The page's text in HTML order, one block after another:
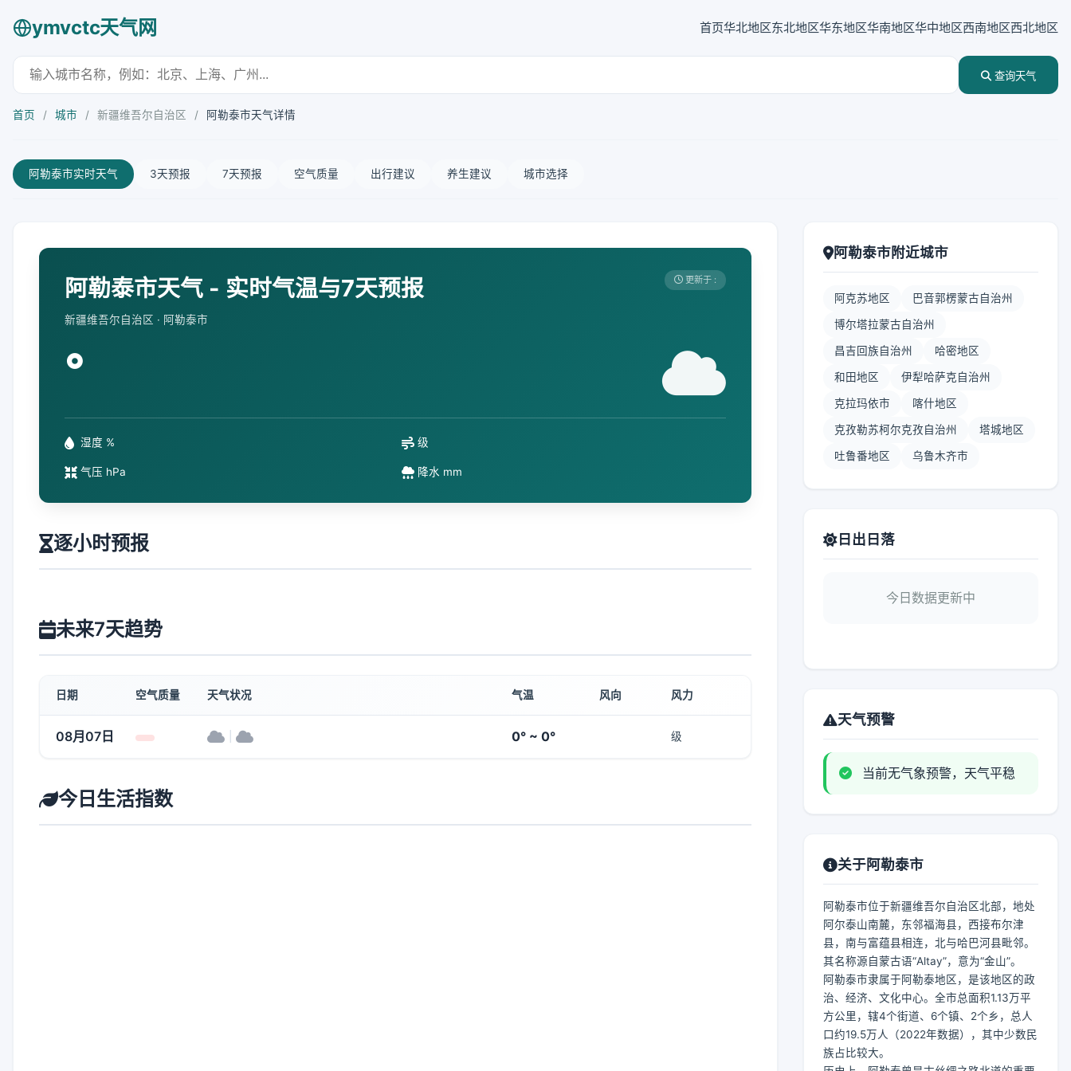
ymvctc天气网 首页华北地区东北地区华东地区华南地区华中地区西南地区西北地区
查询天气
首页 / 城市 / 新疆维吾尔自治区 / 阿勒泰市天气详情
阿勒泰市实时天气 3天预报 7天预报 空气质量 出行建议 养生建议 城市选择
阿勒泰市天气 - 实时气温与7天预报
新疆维吾尔自治区 · 阿勒泰市
更新于 :
°
湿度 % 级
气压 hPa 降水 mm
逐小时预报
未来7天趋势
日期 空气质量 天气状况 气温 风向 风力
08月07日 0° ~ 0° 级
今日生活指数
阿勒泰市附近城市
阿克苏地区 巴音郭楞蒙古自治州
博尔塔拉蒙古自治州
昌吉回族自治州 哈密地区
和田地区 伊犁哈萨克自治州
克拉玛依市 喀什地区
克孜勒苏柯尔克孜自治州 塔城地区
吐鲁番地区 乌鲁木齐市
日出日落
今日数据更新中
天气预警
当前无气象预警，天气平稳
关于阿勒泰市
阿勒泰市位于新疆维吾尔自治区北部，地处
阿尔泰山南麓，东邻福海县，西接布尔津
县，南与富蕴县相连，北与哈巴河县毗邻。
其名称源自蒙古语“Altay”，意为“金山”。
阿勒泰市隶属于阿勒泰地区，是该地区的政
治、经济、文化中心。全市总面积1.13万平
方公里，辖4个街道、6个镇、2个乡，总人
口约19.5万人（2022年数据），其中少数民
族占比较大。